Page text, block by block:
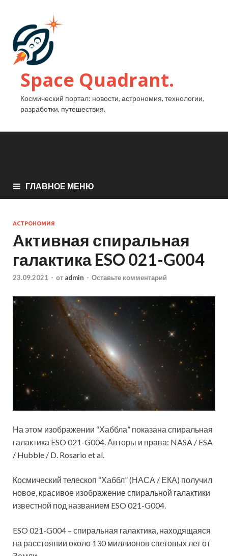
Space Quadrant.
Космический портал: новости, астрономия, технологии,
разработки, путешествия.
ГЛАВНОЕ МЕНЮ
АСТРОНОМИЯ
Активная спиральная
галактика ESO 021-G004
23.09.2021 - от admin - Оставьте комментарий
На этом изображении “Хаббла” показана спиральная
галактика ESO 021-G004. Авторы и права: NASA / ESA
/ Hubble / D. Rosario et al.
Космический телескоп “Хаббл” (НАСА / ЕКА) получил
новое, красивое изображение спиральной галактики
известной под названием ESO 021-G004.
ESO 021-G004 – спиральная галактика, находящаяся
на расстоянии около 130 миллионов световых лет от